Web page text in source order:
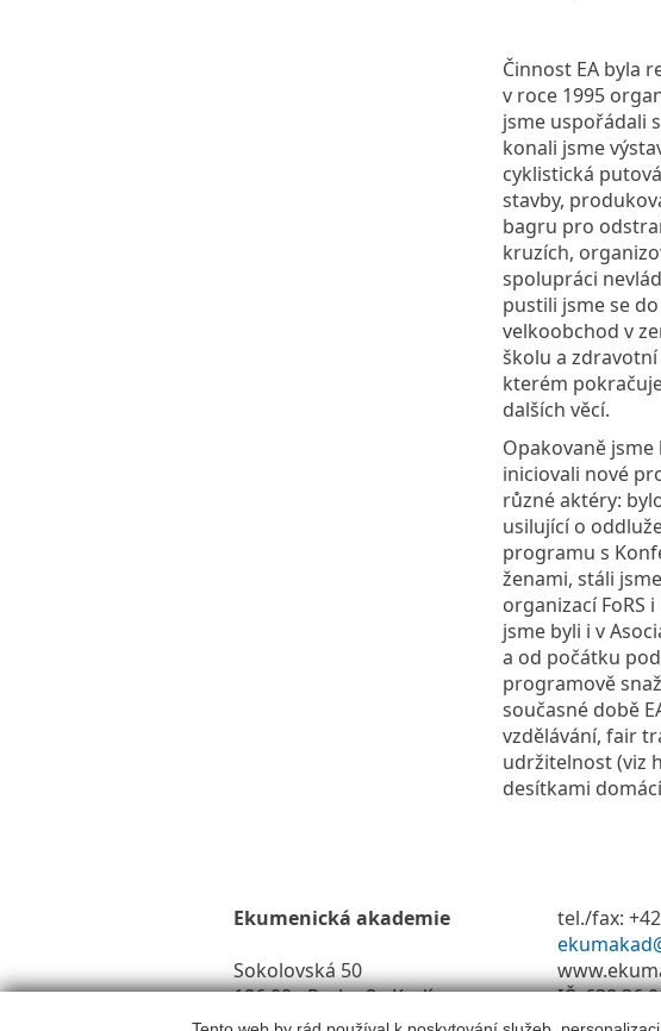
Činnost EA byla
v roce 1995
jsme uspořádali
konali jsme
cyklistická
stavby,
bagru pro
kruzích,
spolupráci
pustili jsme se
velkoobchod v
školu a
kterém
dalších věcí.
Opakovaně
iniciovali nové
různé aktéry:
usilující o
programu s
ženami, stáli
organizací FoRS
jsme byli i v
a od počátku
programově
současné době
vzdělávání, fair
udržitelnost (viz
desítkami
Ekumenická akademie
Sokolovská 50
186 00 - Praha 8 - Karlín
tel./fax:
IČ: 638 36